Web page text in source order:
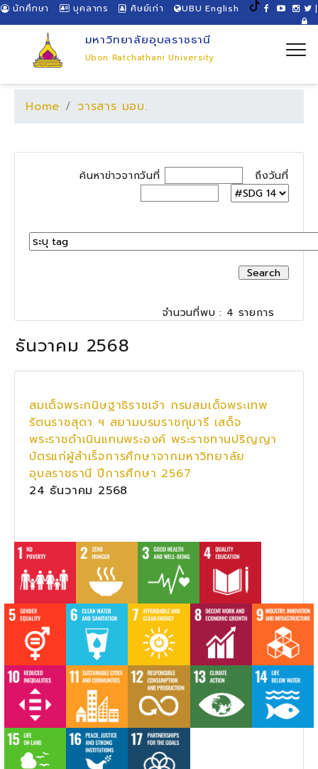
นักศึกษา บุคลากร ศิษย์เก่า UBU English |
มหาวิทยาลัยอุบลราชธานี
Ubon Ratchathani University
Home วารสาร มอบ.
ค้นหาข่าวจากวันที่ ถึงวันที่
จำนวนที่พบ : 4 รายการ
ธันวาคม 2568
สมเด็จพระกนิษฐาธิราชเจ้า กรมสมเด็จพระเทพ
รัตนราชสุดา ฯ สยามบรมราชกุมารี เสด็จ
พระราชดำเนินแทนพระองค์ พระราชทานปริญญา
บัตรแก่ผู้สำเร็จการศึกษาจากมหาวิทยาลัย
อุบลราชธานี ปีการศึกษา 2567
24 ธันวาคม 2568